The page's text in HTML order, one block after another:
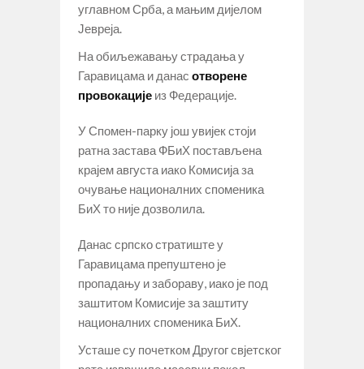
углавном Срба, а мањим дијелом
Јевреја.
На обиљежавању страдања у
Гаравицама и данас отворене
провокације из Федерације.
У Спомен-парку још увијек стоји
ратна застава ФБиХ постављена
крајем августа иако Комисија за
очување националних споменика
БиХ то није дозволила.
Данас српско стратиште у
Гаравицама препуштено је
пропадању и забораву, иако је под
заштитом Комисије за заштиту
националних споменика БиХ.
Усташе су почетком Другог свјетског